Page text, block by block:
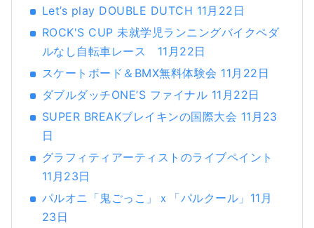
て栄え、初詣には日本最大級の参拝者が訪れ
る川崎大師や、文化財指定を受けた25もの古
民家がある日本民家園があります。人気アニ
メ「ドラえもん」のミュージアムも人気で
す。 人気の観光スポット・イベントをいくつ
か紹介いたします。 ◇川崎市の工場夜景 日本
する工場群は、夜を迎えるとプラントに作業
うな幻想的な世界へと変貌します。この「工
場夜景」はバスツアー、屋形船クルーズツア
京から数十分の都市にありながら、メタセコ
Let’s play DOUBLE DUTCH 11月22日
ROCK'S CUP 未就学児ランニングバイクペダ
ルなし自転車レース 11月22日
スケートボード＆BMX無料体験会 11月22日
ダブルダッチONE’S ファイナル 11月22日
SUPER BREAKブレイキンの国際大会 11月23
日
グラフィティアーティストのライブペイント
11月23日
パルオニ「鬼ごっこ」ｘ「パルクール」11月
23日